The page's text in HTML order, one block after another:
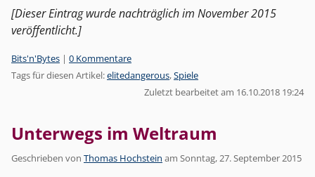
[Dieser Eintrag wurde nachträglich im November 2015
veröffentlicht.]
Kategorien:
Bits'n'Bytes | 0 Kommentare
Tags für diesen Artikel:elitedangerous,Spiele
Zuletzt bearbeitet am 16.10.2018 19:24
Unterwegs im Weltraum
Geschrieben von Thomas Hochstein am Sonntag, 27. September 2015